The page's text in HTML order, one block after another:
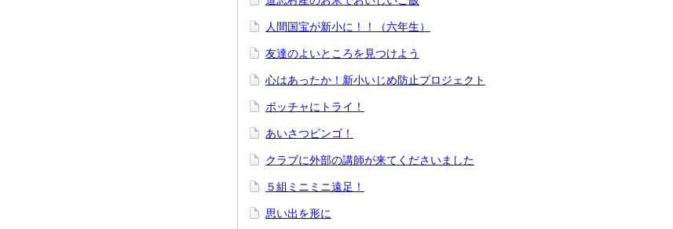
人間国宝が新小に！！（六年生）
友達のよいところを見つけよう
心はあったか！新小いじめ防止プロジェクト
ボッチャにトライ！
あいさつビンゴ！
クラブに外部の講師が来てくださいました
５組ミニミニ遠足！
思い出を形に